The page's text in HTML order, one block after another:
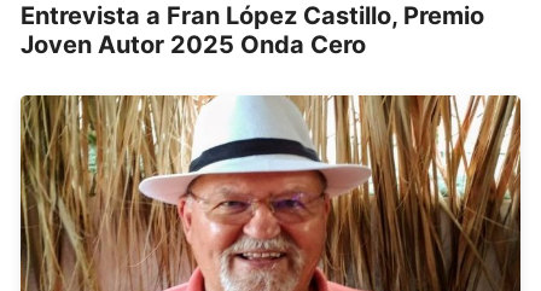
Entrevista a Fran López Castillo, Premio
Joven Autor 2025 Onda Cero